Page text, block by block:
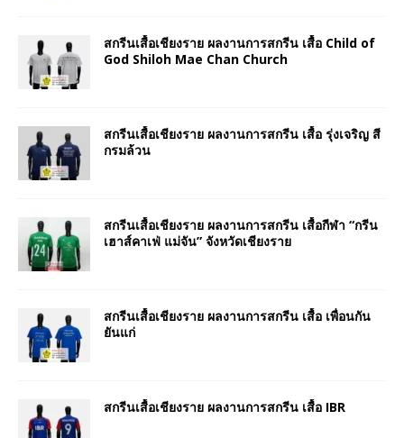
สกรีนเสื้อเชียงราย ผลงานการสกรีน เสื้อ Child of
God Shiloh Mae Chan Church
สกรีนเสื้อเชียงราย ผลงานการสกรีน เสื้อ รุ่งเจริญ สี
กรมล้วน
สกรีนเสื้อเชียงราย ผลงานการสกรีน เสื้อกีฬา “กรีน
เฮาส์คาเฟ่ แม่จัน” จังหวัดเชียงราย
สกรีนเสื้อเชียงราย ผลงานการสกรีน เสื้อ เพื่อนกัน
ยันแก่
สกรีนเสื้อเชียงราย ผลงานการสกรีน เสื้อ IBR